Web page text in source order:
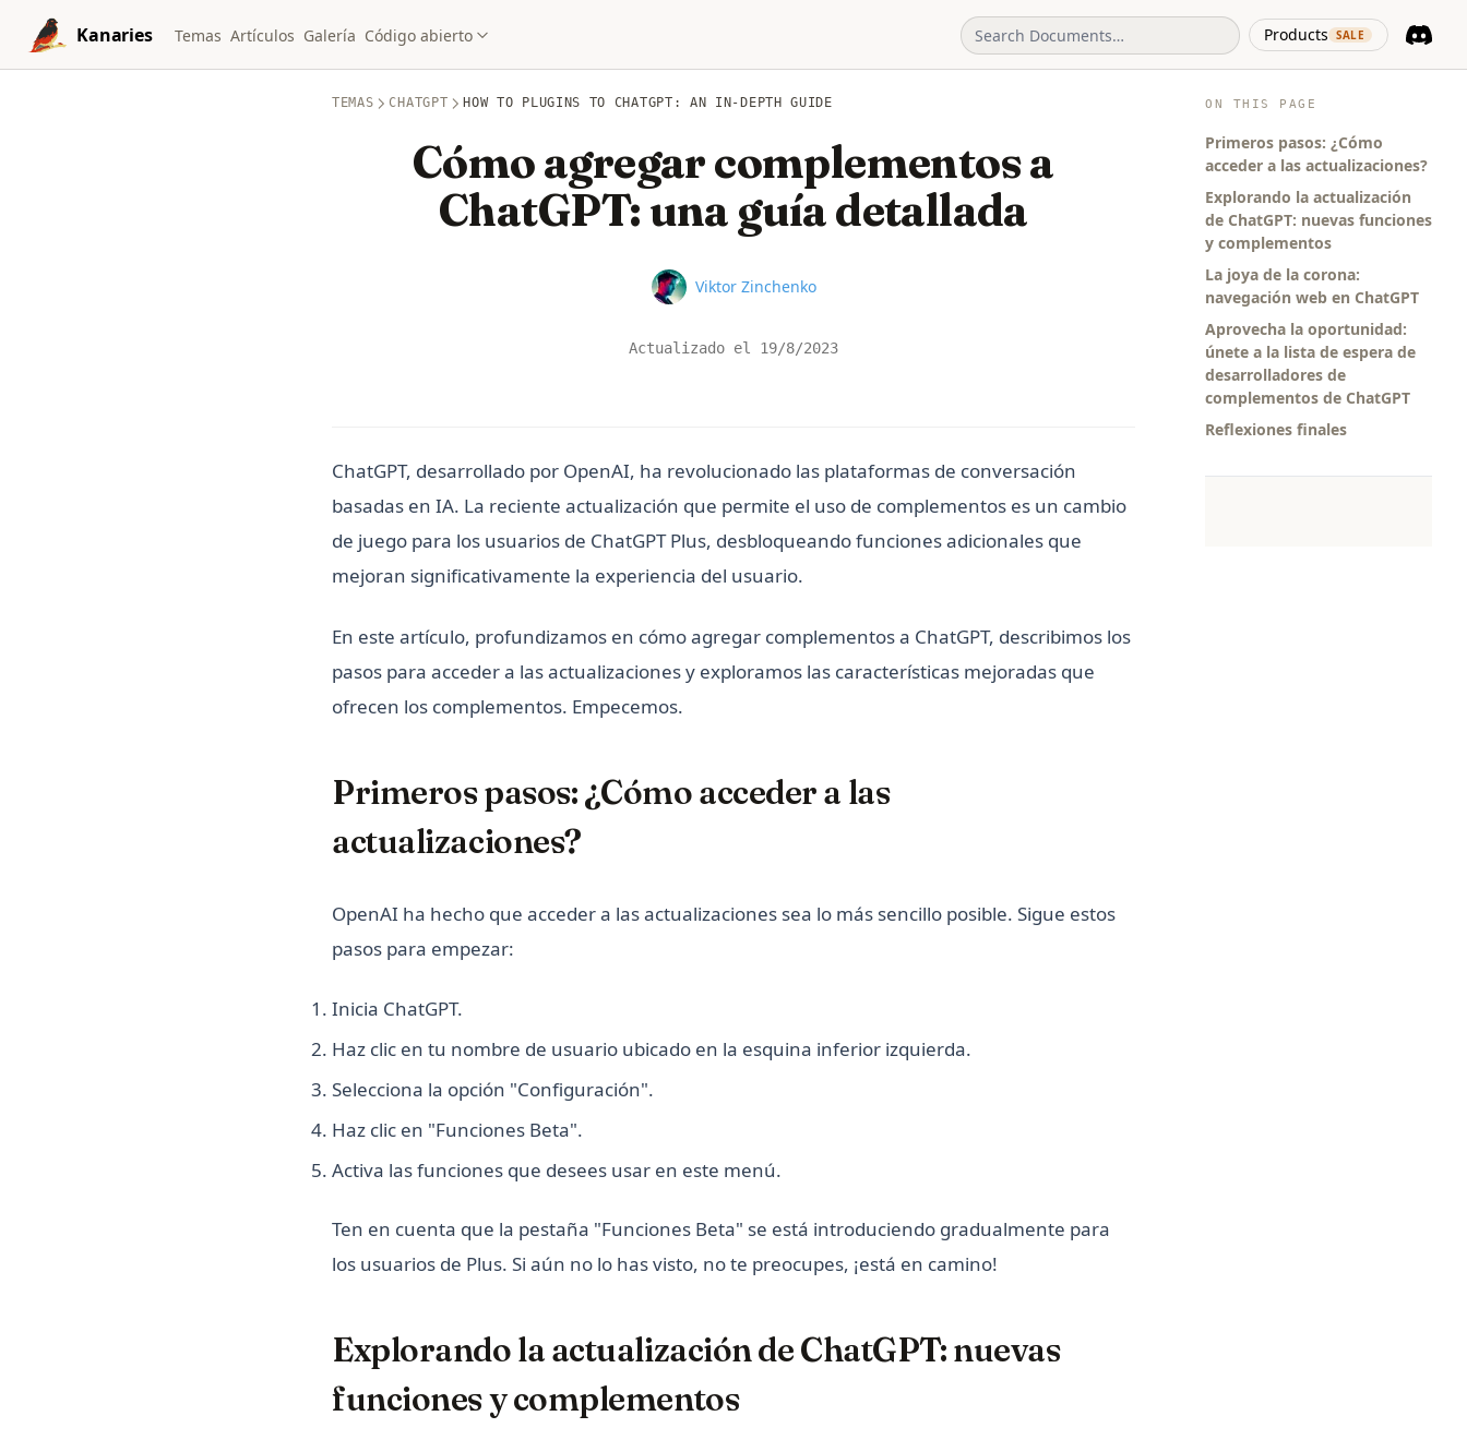
Skip to content
Kanaries
Temas Artículos Galería Código abierto Products SALE
(opens in
ON THIS PAGE
Primeros pasos: ¿Cómo
acceder a las actualizaciones?
Explorando la actualización
de ChatGPT: nuevas funciones
y complementos
La joya de la corona:
navegación web en ChatGPT
Aprovecha la oportunidad:
únete a la lista de espera de
desarrolladores de
complementos de ChatGPT
Reflexiones finales
TEMAS CHATGPT HOW TO PLUGINS TO CHATGPT: AN IN-DEPTH GUIDE
Cómo agregar complementos a
ChatGPT: una guía detallada
Name
Viktor Zinchenko
Actualizado el 19/8/2023
ChatGPT, desarrollado por OpenAI, ha revolucionado las plataformas de conversación
basadas en IA. La reciente actualización que permite el uso de complementos es un cambio
de juego para los usuarios de ChatGPT Plus, desbloqueando funciones adicionales que
mejoran significativamente la experiencia del usuario.
En este artículo, profundizamos en cómo agregar complementos a ChatGPT, describimos los
pasos para acceder a las actualizaciones y exploramos las características mejoradas que
ofrecen los complementos. Empecemos.
Primeros pasos: ¿Cómo acceder a las
actualizaciones?
OpenAI ha hecho que acceder a las actualizaciones sea lo más sencillo posible. Sigue estos
pasos para empezar:
Inicia ChatGPT.
Haz clic en tu nombre de usuario ubicado en la esquina inferior izquierda.
Selecciona la opción "Configuración".
Haz clic en "Funciones Beta".
Activa las funciones que desees usar en este menú.
Ten en cuenta que la pestaña "Funciones Beta" se está introduciendo gradualmente para
los usuarios de Plus. Si aún no lo has visto, no te preocupes, ¡está en camino!
Explorando la actualización de ChatGPT: nuevas
funciones y complementos